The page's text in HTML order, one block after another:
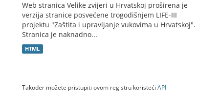
Web stranica Velike zvijeri u Hrvatskoj proširena je
verzija stranice posvećene trogodišnjem LIFE-III
projektu "Zaštita i upravljanje vukovima u Hrvatskoj".
Stranica je naknadno...
HTML
Također možete pristupiti ovom registru koristeći API